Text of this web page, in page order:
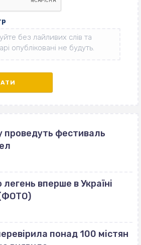
проведуть фестиваль
вперше в Україні
(ФОТО)
понад 100 містян